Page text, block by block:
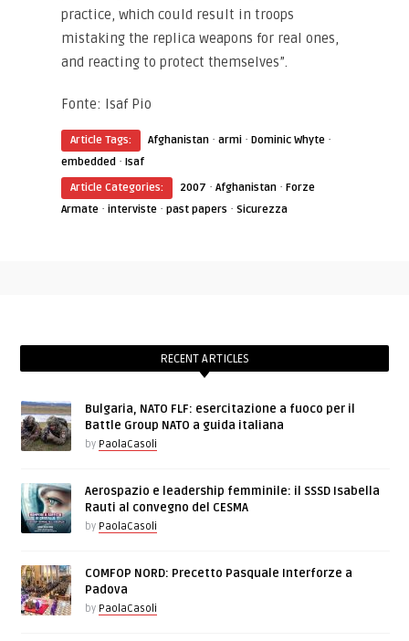
practice, which could result in troops
mistaking the replica weapons for real ones,
and reacting to protect themselves”.
Fonte: Isaf Pio
Article Tags: Afghanistan ·armi ·Dominic Whyte ·
embedded ·Isaf
Article Categories:
2007 ·Afghanistan ·Forze
Armate ·interviste ·past papers ·Sicurezza
RECENT ARTICLES
Bulgaria, NATO FLF: esercitazione a fuoco per il
Battle Group NATO a guida italiana
by PaolaCasoli
Aerospazio e leadership femminile: il SSSD Isabella
Rauti al convegno del CESMA
by PaolaCasoli
COMFOP NORD: Precetto Pasquale Interforze a
Padova
by PaolaCasoli